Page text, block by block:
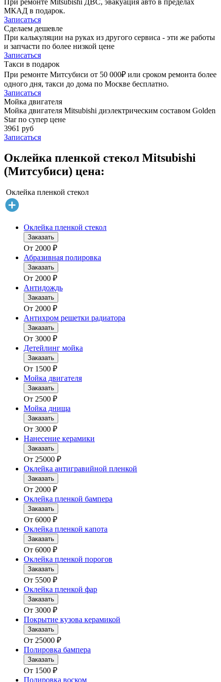
МКАД в подарок.
Записаться
Сделаем дешевле
При калькуляции на руках из другого сервиса - эти же работы
и запчасти по более низкой цене
Записаться
Такси в подарок
При ремонте Митсубиси от 50 000₽ или сроком ремонта более
одного дня, такси до дома по Москве бесплатно.
Записаться
Мойка двигателя
Мойка двигателя Mitsubishi диэлектрическим составом Golden
Star по супер цене
3961 руб
Записаться
Оклейка пленкой стекол Mitsubishi
(Митсубиси) цена:
Оклейка пленкой стекол
Оклейка пленкой стекол
Заказать
От 2000 ₽
Абразивная полировка
Заказать
От 2000 ₽
Антидождь
Заказать
От 2000 ₽
Антихром решетки радиатора
Заказать
От 3000 ₽
Детейлинг мойка
Заказать
От 1500 ₽
Мойка двигателя
Заказать
От 2500 ₽
Мойка днища
Заказать
От 3000 ₽
Нанесение керамики
Заказать
От 25000 ₽
Оклейка антигравийной пленкой
Заказать
От 2000 ₽
Оклейка пленкой бампера
Заказать
От 6000 ₽
Оклейка пленкой капота
Заказать
От 6000 ₽
Оклейка пленкой порогов
Заказать
От 5500 ₽
Оклейка пленкой фар
Заказать
От 3000 ₽
Покрытие кузова керамикой
Заказать
От 25000 ₽
Полировка бампера
Заказать
От 1500 ₽
Полировка воском